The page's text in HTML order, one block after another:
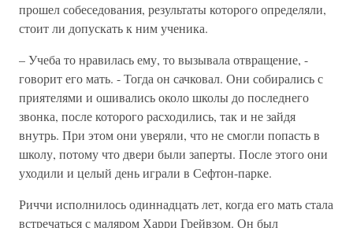
прошел собеседования, результаты которого определяли,
стоит ли допускать к ним ученика.
– Учеба то нравилась ему, то вызывала отвращение, -
говорит его мать. - Тогда он сачковал. Они собирались с
приятелями и ошивались около школы до последнего
звонка, после которого расходились, так и не зайдя
внутрь. При этом они уверяли, что не смогли попасть в
школу, потому что двери были заперты. После этого они
уходили и целый день играли в Сефтон-парке.
Риччи исполнилось одиннадцать лет, когда его мать стала
встречаться с маляром Харри Грейвзом. Он был